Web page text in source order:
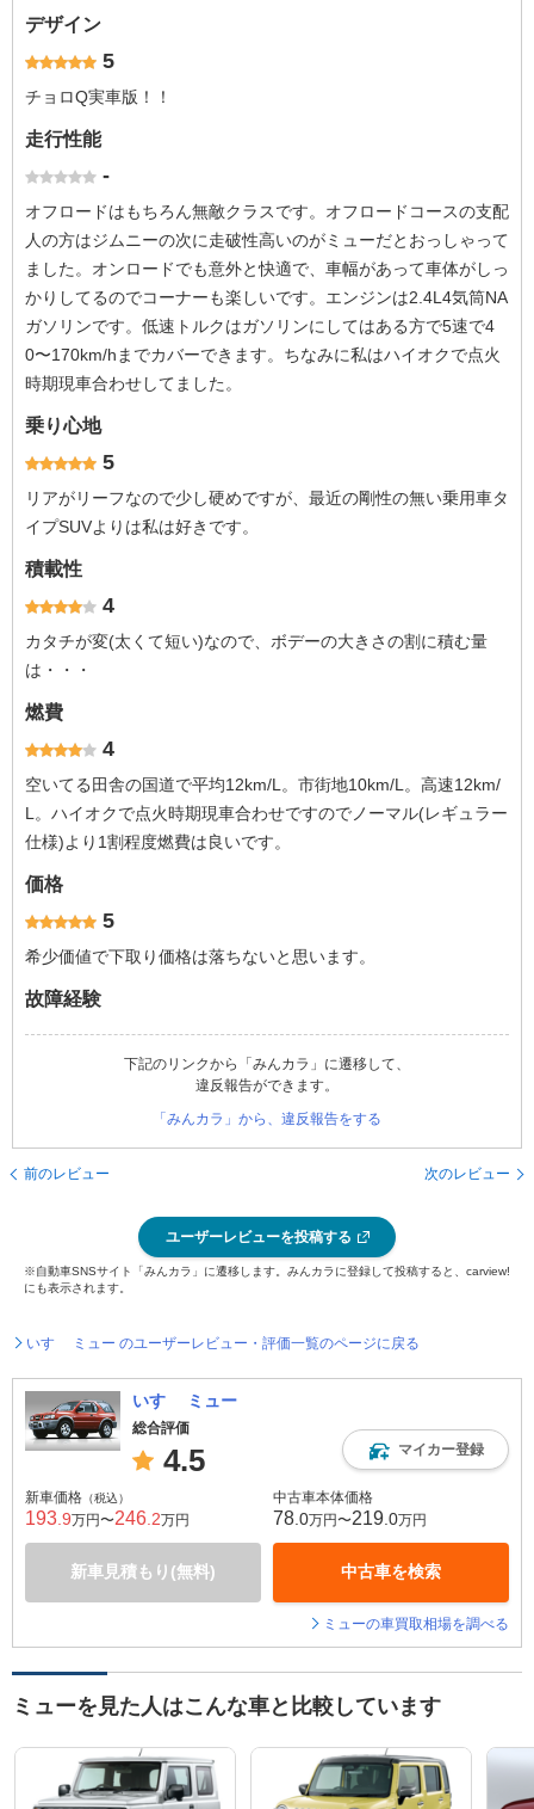
デザイン
5
チョロQ実車版！！
走行性能
-
オフロードはもちろん無敵クラスです。オフロードコースの支配
人の方はジムニーの次に走破性高いのがミューだとおっしゃって
ました。オンロードでも意外と快適で、車幅があって車体がしっ
かりしてるのでコーナーも楽しいです。エンジンは2.4L4気筒NA
ガソリンです。低速トルクはガソリンにしてはある方で5速で4
0〜170km/hまでカバーできます。ちなみに私はハイオクで点火
時期現車合わせしてました。
乗り心地
5
リアがリーフなので少し硬めですが、最近の剛性の無い乗用車タ
イプSUVよりは私は好きです。
積載性
4
カタチが変(太くて短い)なので、ボデーの大きさの割に積む量
は・・・
燃費
4
空いてる田舎の国道で平均12km/L。市街地10km/L。高速12km/
L。ハイオクで点火時期現車合わせですのでノーマル(レギュラー
仕様)より1割程度燃費は良いです。
価格
5
希少価値で下取り価格は落ちないと思います。
故障経験
下記のリンクから「みんカラ」に遷移して、
違反報告ができます。
「みんカラ」から、違反報告をする
前のレビュー 次のレビュー
ユーザーレビューを投稿する
※自動車SNSサイト「みんカラ」に遷移します。みんカラに登録して投稿すると、carview!
にも表示されます。
いすゞ ミュー のユーザーレビュー・評価一覧のページに戻る
いすゞ ミュー
総合評価
4.5 マイカー登録
新車価格 （税込）
193 .9万円〜246 .2万円
新車見積もり(無料)
中古車本体価格
78 .0万円〜219 .0万円
中古車を検索
ミューの車買取相場を調べる
ミューを見た人はこんな車と比較しています